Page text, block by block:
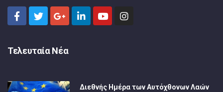
Τελευταία Νέα
Διεθνής Ημέρα των Αυτόχθονων Λαών